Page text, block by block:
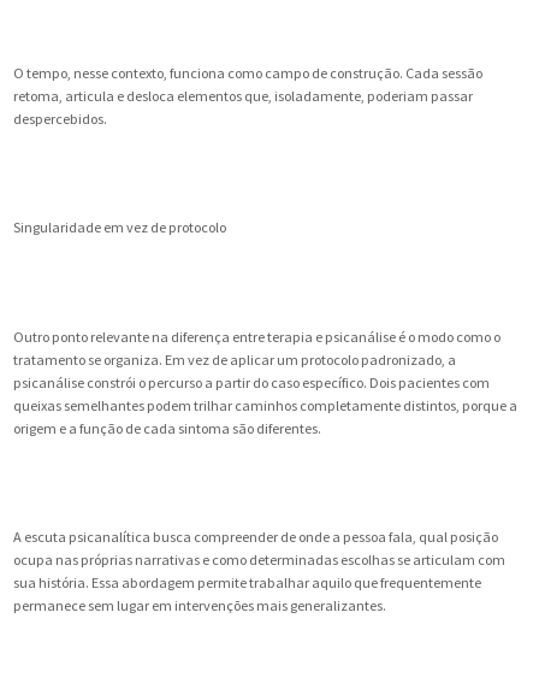
O tempo, nesse contexto, funciona como campo de construção. Cada sessão
retoma, articula e desloca elementos que, isoladamente, poderiam passar
despercebidos.
Singularidade em vez de protocolo
Outro ponto relevante na diferença entre terapia e psicanálise é o modo como o
tratamento se organiza. Em vez de aplicar um protocolo padronizado, a
psicanálise constrói o percurso a partir do caso específico. Dois pacientes com
queixas semelhantes podem trilhar caminhos completamente distintos, porque a
origem e a função de cada sintoma são diferentes.
A escuta psicanalítica busca compreender de onde a pessoa fala, qual posição
ocupa nas próprias narrativas e como determinadas escolhas se articulam com
sua história. Essa abordagem permite trabalhar aquilo que frequentemente
permanece sem lugar em intervenções mais generalizantes.